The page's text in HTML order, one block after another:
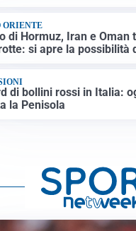
ORIENTE
di Hormuz, Iran e Oman
si apre la possibilità
di bollini rossi in Italia:
la Penisola